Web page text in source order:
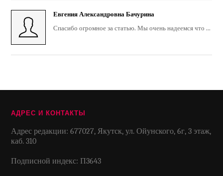
Евгения Александровна Бачурина
Спасибо огромное за статью. Мы очень надеемся что ...
АДРЕС И КОНТАКТЫ
Адрес редакции: 677027, Якутск, ул. Ойунского, 6г, 3 этаж,
каб. 310
Подписной индекс: П3643